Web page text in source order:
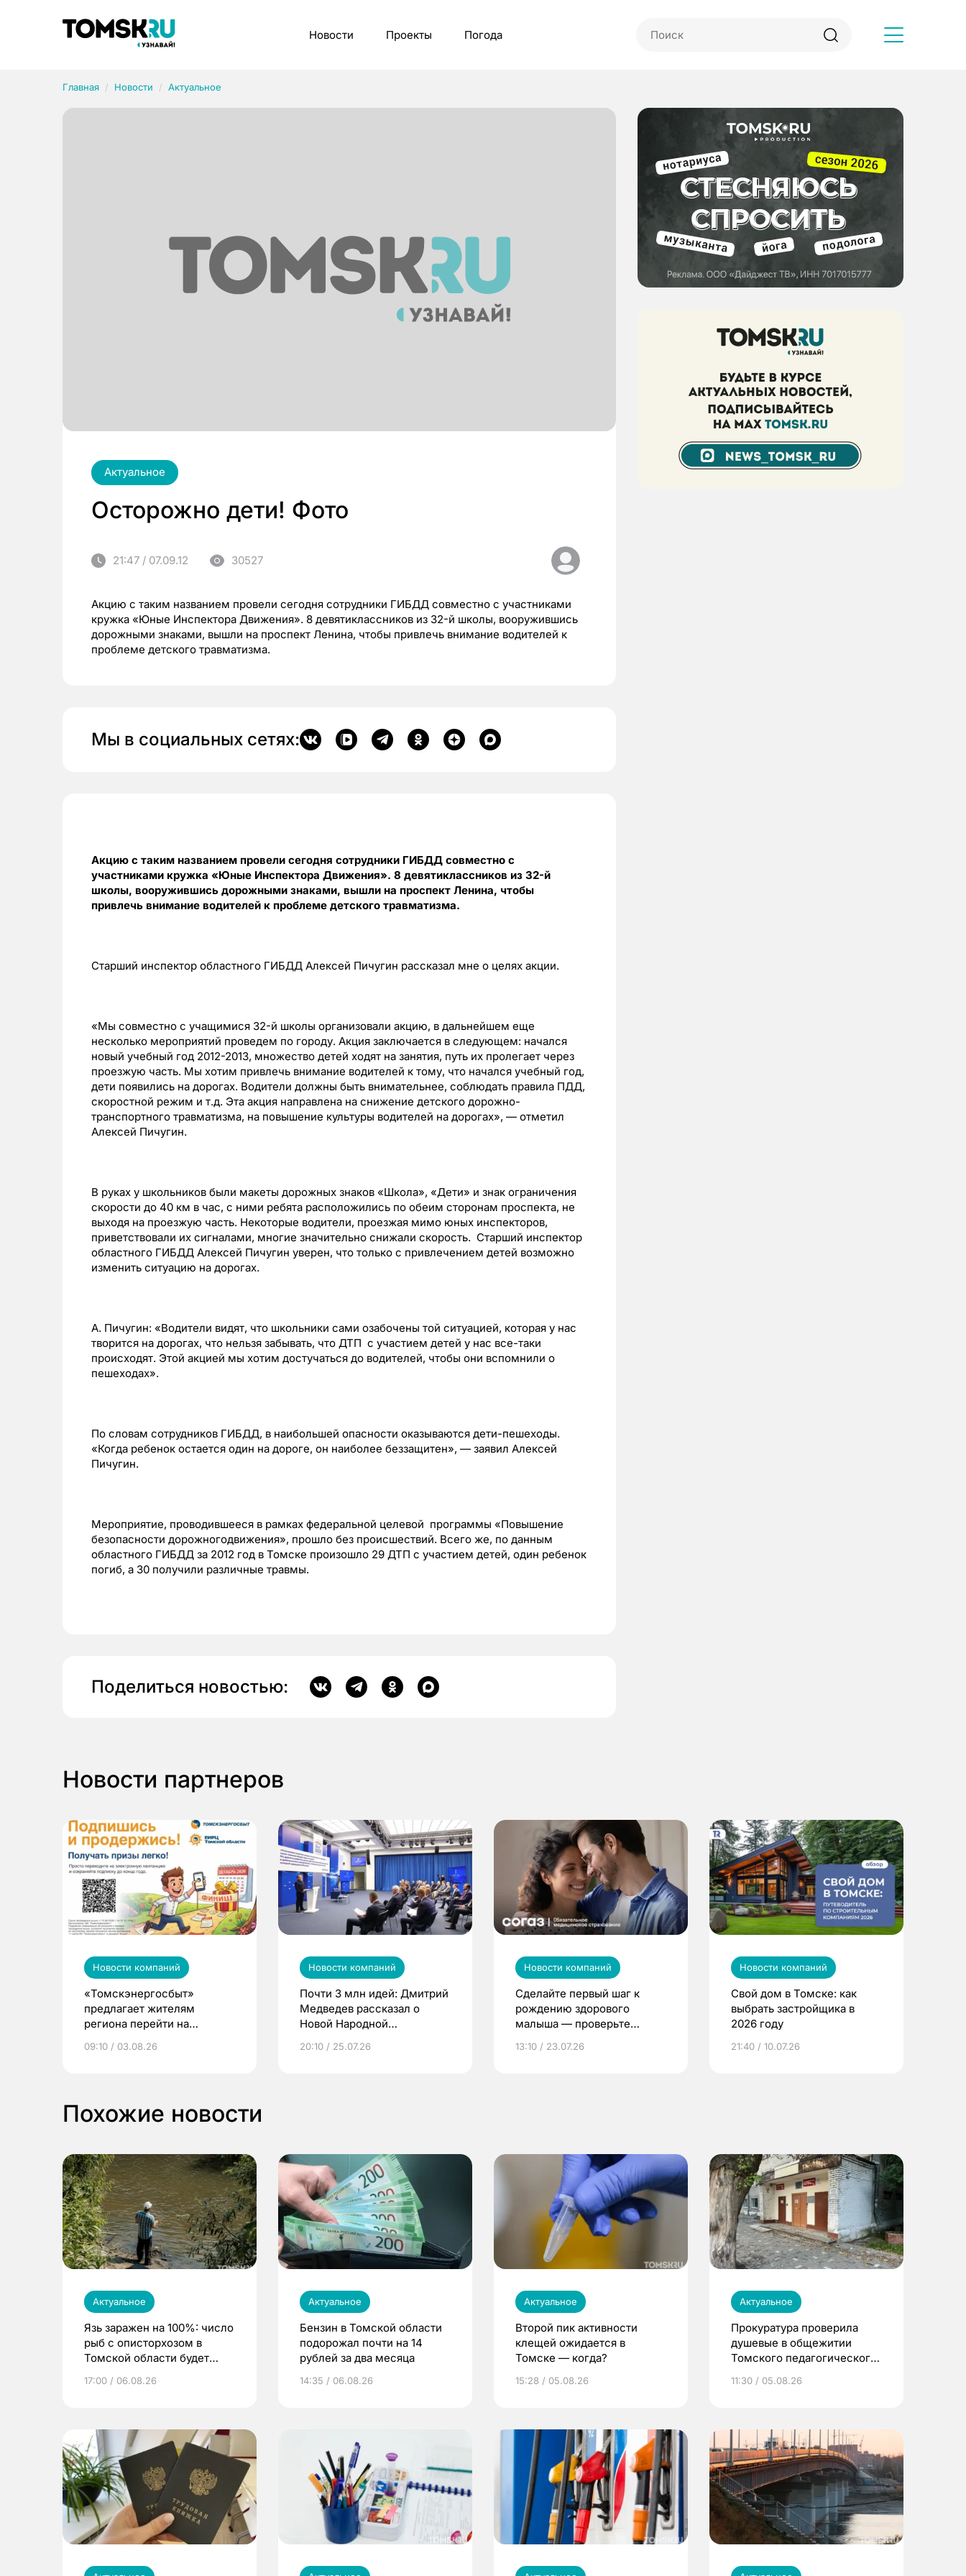
Новости Проекты Погода
Главная Новости Актуальное
Актуальное
Осторожно дети! Фото
21:47 / 07.09.12 30527
Акцию с таким названием провели сегодня сотрудники ГИБДД совместно с участниками
кружка «Юные Инспектора Движения». 8 девятиклассников из 32-й школы, вооружившись
дорожными знаками, вышли на проспект Ленина, чтобы привлечь внимание водителей к
проблеме детского травматизма.
Мы в социальных сетях:
Акцию с таким названием провели сегодня сотрудники ГИБДД совместно с
участниками кружка «Юные Инспектора Движения». 8 девятиклассников из 32-й
школы, вооружившись дорожными знаками, вышли на проспект Ленина, чтобы
привлечь внимание водителей к проблеме детского травматизма.
Старший инспектор областного ГИБДД Алексей Пичугин рассказал мне о целях акции.
«Мы совместно с учащимися 32-й школы организовали акцию, в дальнейшем еще
несколько мероприятий проведем по городу. Акция заключается в следующем: начался
новый учебный год 2012-2013, множество детей ходят на занятия, путь их пролегает через
проезжую часть. Мы хотим привлечь внимание водителей к тому, что начался учебный год,
дети появились на дорогах. Водители должны быть внимательнее, соблюдать правила ПДД,
скоростной режим и т.д. Эта акция направлена на снижение детского дорожно-
транспортного травматизма, на повышение культуры водителей на дорогах», — отметил
Алексей Пичугин.
В руках у школьников были макеты дорожных знаков «Школа», «Дети» и знак ограничения
скорости до 40 км в час, с ними ребята расположились по обеим сторонам проспекта, не
выходя на проезжую часть. Некоторые водители, проезжая мимо юных инспекторов,
приветствовали их сигналами, многие значительно снижали скорость. Старший инспектор
областного ГИБДД Алексей Пичугин уверен, что только с привлечением детей возможно
изменить ситуацию на дорогах.
А. Пичугин: «Водители видят, что школьники сами озабочены той ситуацией, которая у нас
творится на дорогах, что нельзя забывать, что ДТП с участием детей у нас все-таки
происходят. Этой акцией мы хотим достучаться до водителей, чтобы они вспомнили о
пешеходах».
По словам сотрудников ГИБДД, в наибольшей опасности оказываются дети-пешеходы.
«Когда ребенок остается один на дороге, он наиболее беззащитен», — заявил Алексей
Пичугин.
Мероприятие, проводившееся в рамках федеральной целевой программы «Повышение
безопасности дорожногодвижения», прошло без происшествий. Всего же, по данным
областного ГИБДД за 2012 год в Томске произошло 29 ДТП с участием детей, один ребенок
погиб, а 30 получили различные травмы.
Поделиться новостью:
Новости партнеров
Новости компаний
«Томскэнергосбыт»
предлагает жителям
региона перейти на
выиграть призы
09:10 / 03.08.26
Новости компаний
Почти 3 млн идей: Дмитрий
Медведев рассказал о
Новой Народной
20:10 / 25.07.26
Новости компаний
Сделайте первый шаг к
рождению здорового
малыша — проверьте
по ОМС!
13:10 / 23.07.26
Новости компаний
Свой дом в Томске: как
выбрать застройщика в
2026 году
21:40 / 10.07.26
Похожие новости
Актуальное
Язь заражен на 100%: число
рыб с описторхозом в
Томской области будет
17:00 / 06.08.26
Актуальное
Бензин в Томской области
подорожал почти на 14
рублей за два месяца
14:35 / 06.08.26
Актуальное
Второй пик активности
клещей ожидается в
Томске — когда?
15:28 / 05.08.26
Актуальное
Прокуратура проверила
душевые в общежитии
Томского педагогического
11:30 / 05.08.26
Рубрики